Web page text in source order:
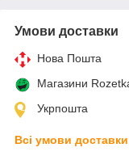
Умови доставки
Нова Пошта
Магазини
Укрпошта
Всі умови доставки